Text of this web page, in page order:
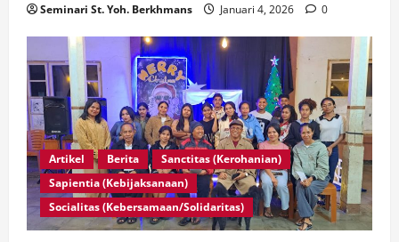
Seminari St. Yoh. Berkhmans Januari 4, 2026 0
Artikel Berita
Sanctitas (Kerohanian)
Sapientia (Kebijaksanaan)
Socialitas (Kebersamaan/Solidaritas)